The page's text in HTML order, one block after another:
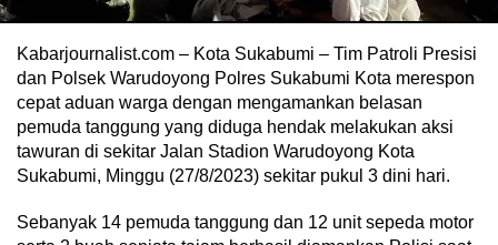
Kabarjournalist.com – Kota Sukabumi – Tim Patroli Presisi
dan Polsek Warudoyong Polres Sukabumi Kota merespon
cepat aduan warga dengan mengamankan belasan
pemuda tanggung yang diduga hendak melakukan aksi
tawuran di sekitar Jalan Stadion Warudoyong Kota
Sukabumi, Minggu (27/8/2023) sekitar pukul 3 dini hari.
Sebanyak 14 pemuda tanggung dan 12 unit sepeda motor